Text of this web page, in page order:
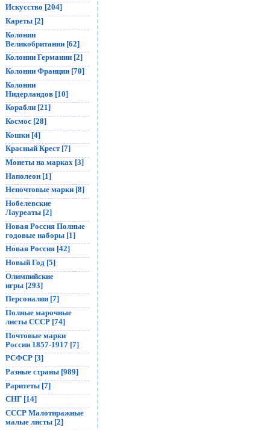
Искусство [204]
Кареты [2]
Колонии
Великобритании [62]
Колонии Германии [2]
Колонии Франции [70]
Колонии
Нидерландов [10]
Корабли [21]
Космос [28]
Кошки [4]
Красный Крест [7]
Монеты на марках [3]
Наполеон [1]
Непочтовые марки [8]
Нобелевские
Лауреаты [2]
Новая Россия Полные
годовые наборы [1]
Новая Россия [42]
Новый Год [5]
Олимпийские
игры [293]
Персоналии [7]
Полные марочные
листы СССР [74]
Почтовые марки
России 1857-1917 [7]
РСФСР [3]
Разные страны [989]
Раритеты [7]
СНГ [14]
СССР Малотиражные
малые листы [2]